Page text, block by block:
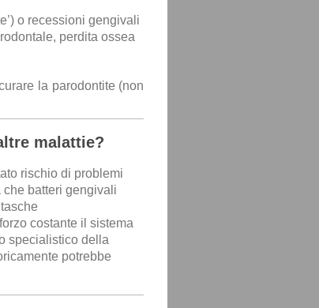
o recessioni gengivali
perdita ossea
la parodontite (non
malattie?
rischio di problemi
batteri gengivali
costante il sistema
specialistico della
potrebbe